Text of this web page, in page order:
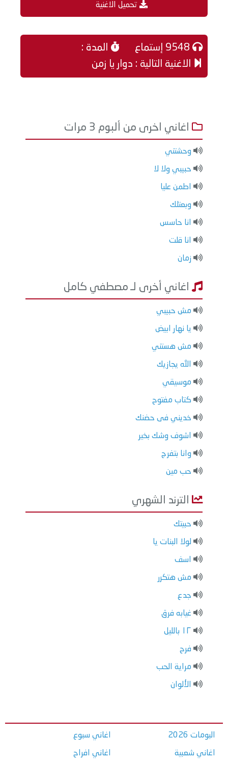
تحميل الاغنية
المدة :
الاغنية التالية : دوار يا زمن
اغاني اخرى من ألبوم 3 مرات
وحشتني
حبيبي ولا لا
اطمن عليا
وبعتلك
انا حاسس
انا قلت
زمان
اغاني أخرى لـ مصطفي كامل
مش حبيبي
يا نهار ابيض
مش هستني
الله يجازيك
موسيقي
كتاب مفتوح
خديني فى حضنك
اشوف وشك بخير
وانا بتفرج
حب مين
الترند الشهري
حبيتك
لولا البنات يا
اسف
مش هتكرر
جدع
غيابه فرق
١٢ بالليل
فرح
مراية الحب
الألوان
البومات 2026
اغاني شعبية
اغاني سبوع
اغاني افراح